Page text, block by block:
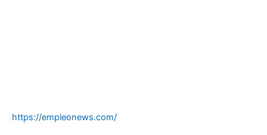
https://empleonews.com/